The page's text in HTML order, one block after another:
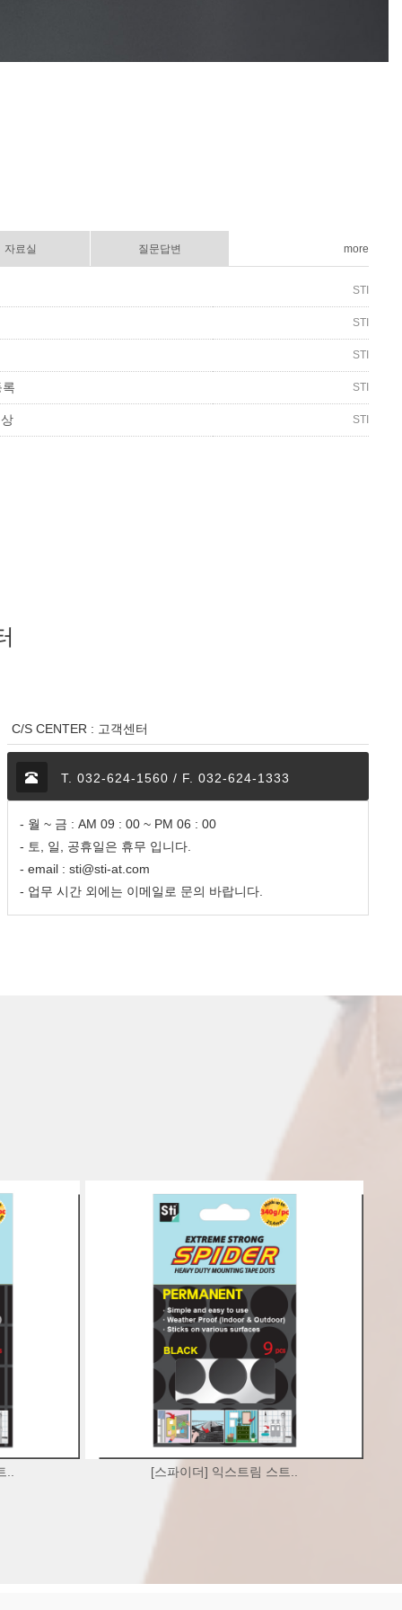
자료실 질문답변 more
STI
STI
STI
STI
STI
C/S CENTER : 고객센터
T. 032-624-1560 / F. 032-624-1333
- 월 ~ 금 : AM 09 : 00 ~ PM 06 : 00
- 토, 일, 공휴일은 휴무 입니다.
- email : sti@sti-at.com
- 업무 시간 외에는 이메일로 문의 바랍니다.
[스파이더] 익스트림 스트..